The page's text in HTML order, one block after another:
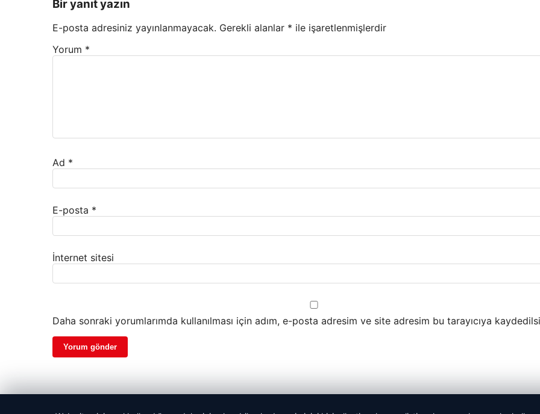
Bir yanıt yazın
E-posta adresiniz yayınlanmayacak. Gerekli alanlar * ile işaretlenmişlerdir
Yorum *
Ad *
E-posta *
İnternet sitesi
Daha sonraki yorumlarımda kullanılması için adım, e-posta adresim ve site adresim bu tarayıcıya